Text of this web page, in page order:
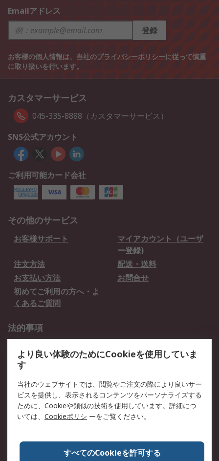
Emailアドレス
登録
お客様の個人情報は、当社のプライバシーポリシーに従って慎重
に取り扱いを行います。
カスタマーサービス
045-335-8888（カスタマーサービス）
SNS公式アカウント
ご利用可能カード会社
その他のサービス
お客様サポート
マイアカウント（ユーザ
ー登録)
注文方法
配送・送料
お支払い方法
お問合せ
初めてご利用の方へ・よ
くあるご質問
法的事項
クッキーポリシー
RSについて
会社概要
採用情報
プレスリリース＆お知ら
コーポレートサイト
全世界のRS
RSの歴史
ESGへの取り組み（英語）
認証について
より良い体験のためにCookieを使用していま
す
当社のウェブサイトでは、閲覧やご注文の際により良いサー
ビスを提供し、表示されるコンテンツをパーソナライズする
ために、Cookieや類似の技術を使用しています。詳細につ
いては、 Cookieポリシ ーをご覧ください。
すべてのCookieを許可する